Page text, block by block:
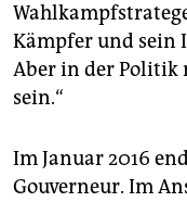
Kämpfer und sein
Aber in der Politik
sein.“
Im Januar 2016
Gouverneur. Im